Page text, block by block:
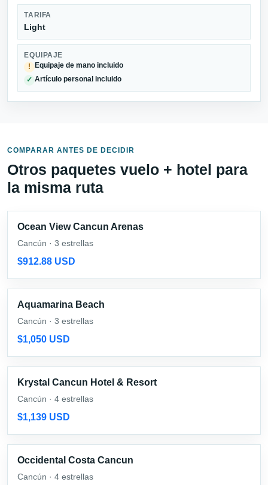
TARIFA
Light
EQUIPAJE
!
Equipaje de mano incluido
✓ Artículo personal incluido
COMPARAR ANTES DE DECIDIR
Otros paquetes vuelo + hotel para
la misma ruta
Ocean View Cancun Arenas
Cancún · 3 estrellas
$912.88 USD
Aquamarina Beach
Cancún · 3 estrellas
$1,050 USD
Krystal Cancun Hotel & Resort
Cancún · 4 estrellas
$1,139 USD
Occidental Costa Cancun
Cancún · 4 estrellas